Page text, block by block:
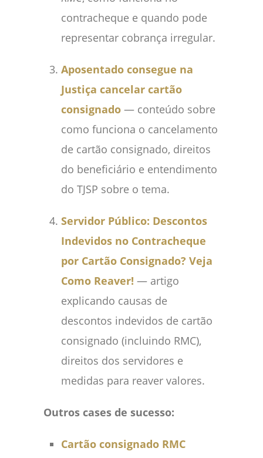
contracheque e quando pode
representar cobrança irregular.
Aposentado consegue na
Justiça cancelar cartão
consignado — conteúdo sobre
como funciona o cancelamento
de cartão consignado, direitos
do beneficiário e entendimento
do TJSP sobre o tema.
Servidor Público: Descontos
Indevidos no Contracheque
por Cartão Consignado? Veja
Como Reaver! — artigo
explicando causas de
descontos indevidos de cartão
consignado (incluindo RMC),
direitos dos servidores e
medidas para reaver valores.
Outros cases de sucesso:
Cartão consignado RMC